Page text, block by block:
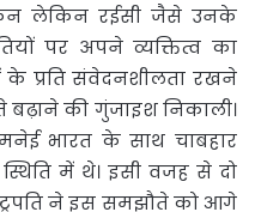
लेकिन रईसी जैसे उनके
पर अपने व्यक्तित्व का
के प्रति संवेदनशीलता रखने
बढ़ाने की गुंजाइश निकाली।
भारत के साथ चाबहार
में थे। इसी वजह से दो
ने इस समझौते को आगे